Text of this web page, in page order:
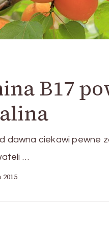
B17
dawna ciekawi pewne
…